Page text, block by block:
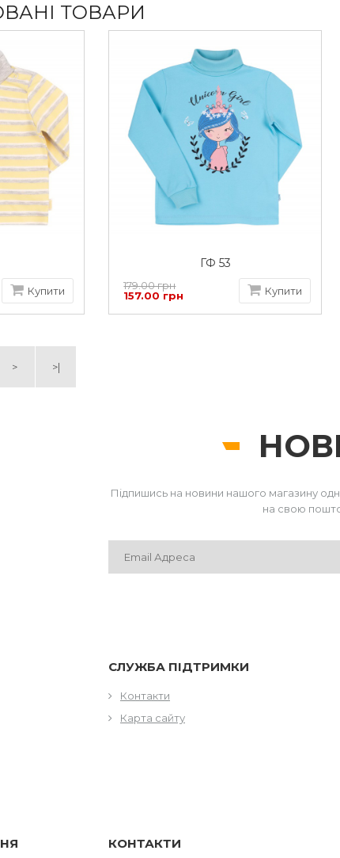
ТОВАРИ
Купити
ГФ 53
179.00 грн
157.00 грн
Купити
> >|
Підпишись на новини нашого магазину
на свою
СЛУЖБА ПІДТРИМКИ
Контакти
Карта сайту
КОНТАКТИ